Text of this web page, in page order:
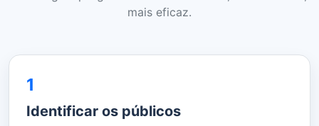
mais eficaz.
1
Identificar os públicos